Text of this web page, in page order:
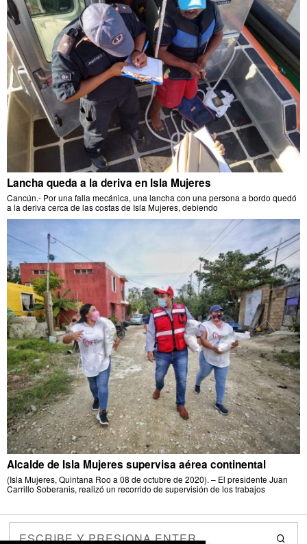
Lancha queda a la deriva en Isla Mujeres
Cancún.- Por una falla mecánica, una lancha con una persona a bordo quedó
a la deriva cerca de las costas de Isla Mujeres, debiendo
Alcalde de Isla Mujeres supervisa aérea continental
(Isla Mujeres, Quintana Roo a 08 de octubre de 2020). – El presidente Juan
Carrillo Soberanis, realizó un recorrido de supervisión de los trabajos